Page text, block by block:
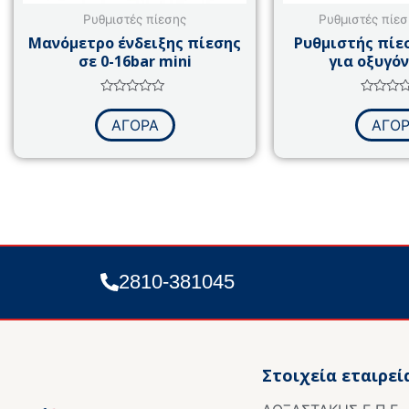
Ρυθμιστές πίεσης
Μανόμετρο ένδειξης πίεσης
σε 0-16bar mini
με
από
ΑΓΟΡΑ
Ρυθμιστές
Ρυθμιστής
για
με
από
2810-381045
Στοιχεία